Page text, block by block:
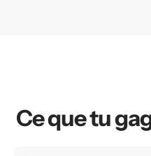
Ce que tu